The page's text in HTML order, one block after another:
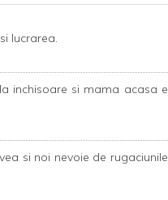
lucrarea.
inchisoare si mama acasa e
si noi nevoie de rugaciunile